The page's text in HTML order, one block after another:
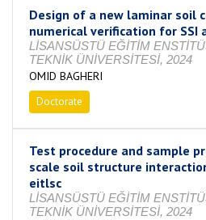
Design of a new laminar soil
numerical verification for
LİSANSÜSTÜ EĞİTİM
TEKNİK ÜNİVERSİTESİ, 2024
OMID BAGHERI
Doctorate
Test procedure and sample
scale soil structure
eitlsc
LİSANSÜSTÜ EĞİTİM
TEKNİK ÜNİVERSİTESİ, 2024